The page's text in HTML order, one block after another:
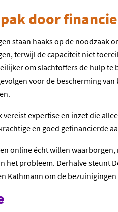
door
staan haaks op de noodzaak
terwijl de capaciteit niet
om slachtoffers de hulp
voor de bescherming
vereist expertise en inzet die
en goed gefinancierde
online écht willen
het probleem. Derhalve steunt
Kathmann om de